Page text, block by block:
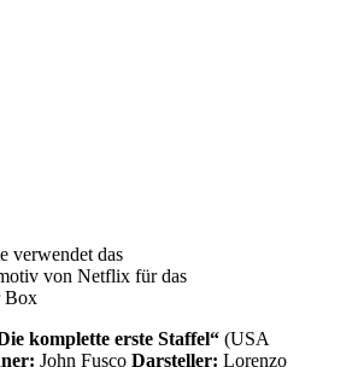
verwendet das
von Netflix für das
Box
komplette erste Staffel“ (USA
John Fusco Darsteller: Lorenzo